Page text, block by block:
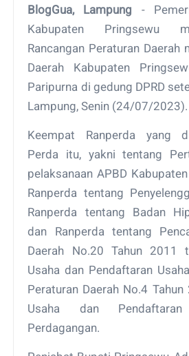
BlogGua, Lampung -
Kabupaten Pringsewu
Rancangan Peraturan Daerah
Daerah Kabupaten
Paripurna di gedung DPRD
Lampung, Senin (24/07/2023).
Keempat Ranperda yang
Perda itu, yakni tentang
pelaksanaan APBD
Ranperda tentang
Ranperda tentang Badan
dan Ranperda tentang
Daerah No.20 Tahun 2011
Usaha dan Pendaftaran
Peraturan Daerah No.4
Usaha dan
Perdagangan.